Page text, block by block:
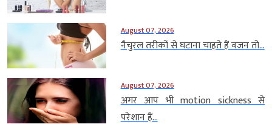
August 07, 2026
नैचुरल तरीकों से घटाना चाहते हैं वजन तो...
August 07, 2026
अगर आप भी motion sickness से
परेशान हैं...